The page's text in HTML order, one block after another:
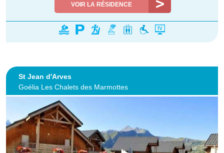
VOIR LA RÉSIDENCE
St Jean d'Arves
Goélia Les Chalets des Marmottes